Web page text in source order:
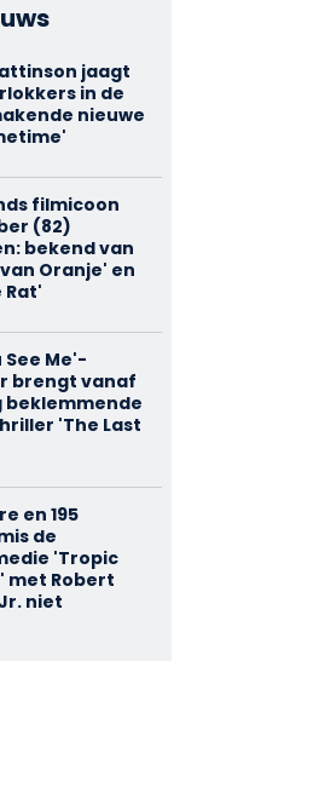
jaagt
in de
nieuwe
filmicoon
(82)
bekend van
Oranje' en
Rat'
See Me'-
brengt vanaf
beklemmende
'The Last
en 195
de
'Tropic
met Robert
niet